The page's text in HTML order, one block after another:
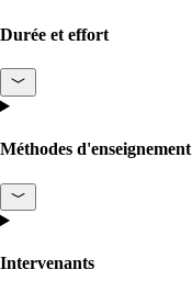
Durée et effort
Méthodes d'enseignement
Intervenants